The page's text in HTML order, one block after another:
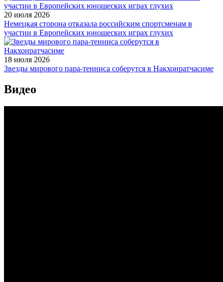
20 июля 2026
Немецкая сторона отказала российским спортсменам в
участии в Европейских юношеских играх глухих
18 июля 2026
Звезды мирового пара-тенниса соберутся в Накхонратчасиме
Видео